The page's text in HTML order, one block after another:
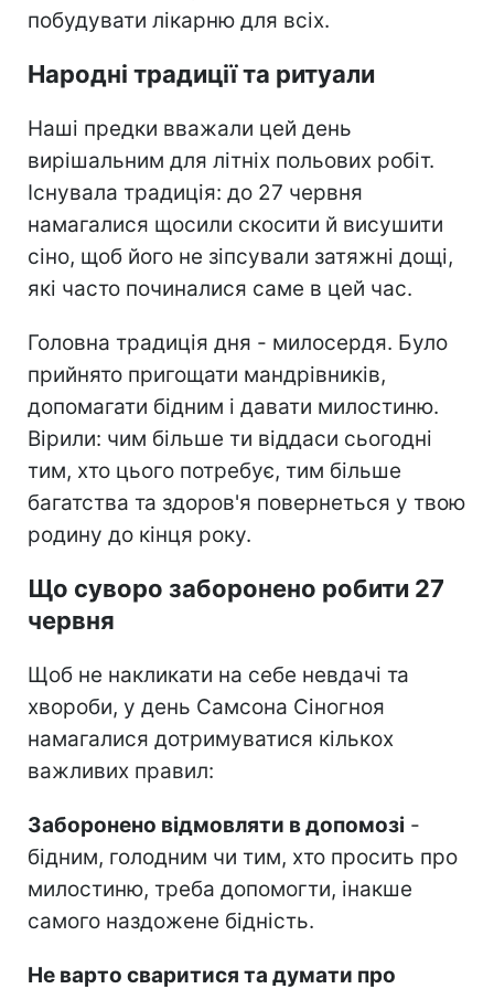
побудувати лікарню для всіх.
Народні традиції та ритуали
Наші предки вважали цей день
вирішальним для літніх польових робіт.
Існувала традиція: до 27 червня
намагалися щосили скосити й висушити
сіно, щоб його не зіпсували затяжні дощі,
які часто починалися саме в цей час.
Головна традиція дня - милосердя. Було
прийнято пригощати мандрівників,
допомагати бідним і давати милостиню.
Вірили: чим більше ти віддаси сьогодні
тим, хто цього потребує, тим більше
багатства та здоров'я повернеться у твою
родину до кінця року.
Що суворо заборонено робити 27
червня
Щоб не накликати на себе невдачі та
хвороби, у день Самсона Сіногноя
намагалися дотримуватися кількох
важливих правил:
Заборонено відмовляти в допомозі -
бідним, голодним чи тим, хто просить про
милостиню, треба допомогти, інакше
самого наздожене бідність.
Не варто сваритися та думати про